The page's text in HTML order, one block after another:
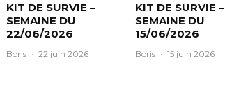
KIT DE SURVIE –
SEMAINE DU
22/06/2026
Boris · 22 juin 2026
KIT DE SURVIE –
SEMAINE DU
15/06/2026
Boris · 15 juin 2026